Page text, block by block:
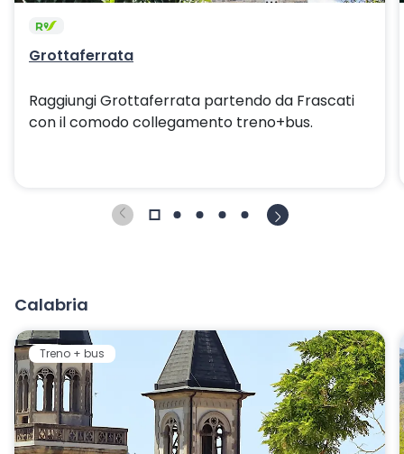
Grottaferrata
Raggiungi Grottaferrata partendo da Frascati
con il comodo collegamento treno+bus.
Calabria
Treno + bus